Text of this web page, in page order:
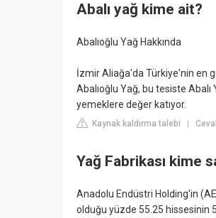
Abalı yağ kime ait?
Abalıoğlu Yağ Hakkında
İzmir Aliağa'da Türkiye'nin en
Abalıoğlu Yağ, bu tesiste
yemeklere değer katıyor.
Kaynak kaldırma talebi |
Yağ Fabrikası kime
Anadolu Endüstri Holding'in
olduğu yüzde 55.25 hissesinin